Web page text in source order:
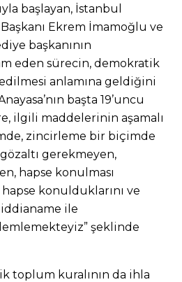
başlayan, İstanbul
Ekrem İmamoğlu ve
başkanının
eden sürecin, demokratik
anlamına geldiğini
başta 19’uncu
ilgili maddelerinin aşamalı
zincirleme bir biçimde
gerekmeyen,
hapse konulması
konulduklarını ve
ile
şeklinde
toplum kuralının da ihla